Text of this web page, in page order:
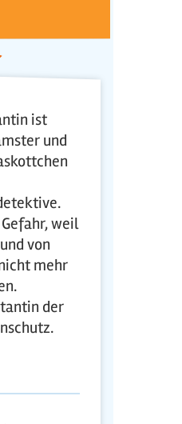
ist
und
weil
von
mehr
der